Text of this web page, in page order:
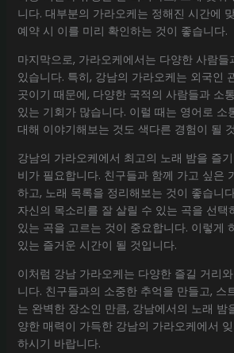
니다. 대부분의 가라오케는 정해진 시간에
예약 시 이를 미리 확인하는 것이 좋습니다.
마지막으로, 가라오케에서는 다양한 사람
있습니다. 특히, 강남의 가라오케는 외국인
곳이기 때문에, 다양한 국적의 사람들과 소
있는 기회가 많습니다. 이럴 때는 영어로 소
대해 이야기해보는 것도 색다른 경험이 될
강남의 가라오케에서 최고의 노래 밤을 즐
비가 필요합니다. 친구들과 함께 가고 싶은
하고, 노래 목록을 정리해보는 것이 좋습니
자신의 목소리를 잘 살릴 수 있는 곡을 선택
있는 곡을 고르는 것이 중요합니다. 이렇게
있는 즐거운 시간이 될 것입니다.
이처럼 강남 가라오케는 다양한 즐길 거리
니다. 친구들과의 소중한 추억을 만들고, 스
는 완벽한 장소인 만큼, 강남에서의 노래 밤
양한 매력이 가득한 강남의 가라오케에서
하시기 바랍니다.